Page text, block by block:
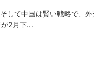
て中国は賢い戦略で、外
2月下...